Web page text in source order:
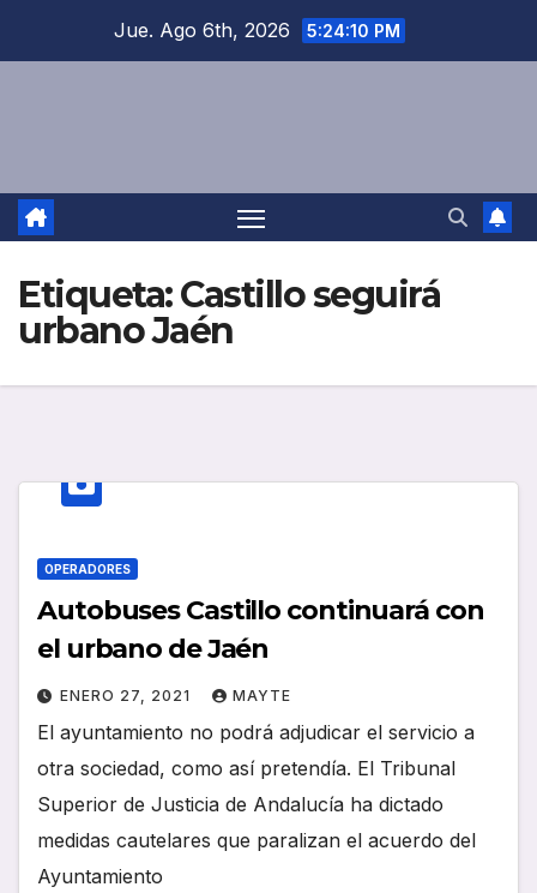
Jue. Ago 6th, 2026 5:24:10 PM
Etiqueta:Castillo seguirá
urbano Jaén
OPERADORES
Autobuses Castillo continuará con
el urbano de Jaén
ENERO 27, 2021 MAYTE
El ayuntamiento no podrá adjudicar el servicio a
otra sociedad, como así pretendía. El Tribunal
Superior de Justicia de Andalucía ha dictado
medidas cautelares que paralizan el acuerdo del
Ayuntamiento